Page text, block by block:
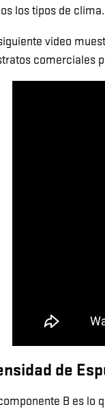
los tipos de clima.
video
comerciales
de
B es lo